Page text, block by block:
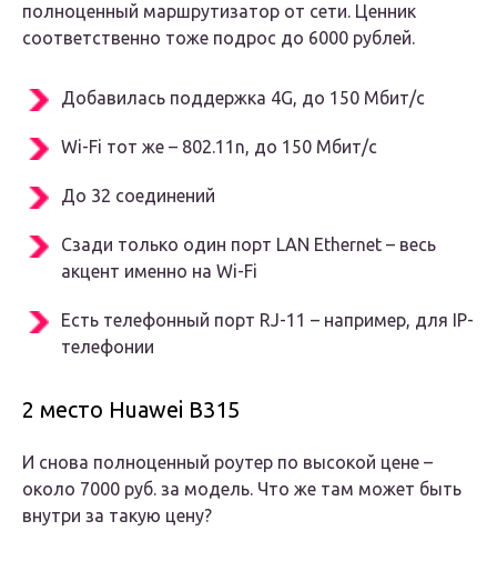
полноценный маршрутизатор от сети. Ценник
соответственно тоже подрос до 6000 рублей.
Добавилась поддержка 4G, до 150 Мбит/с
Wi-Fi тот же – 802.11n, до 150 Мбит/с
До 32 соединений
Сзади только один порт LAN Ethernet – весь
акцент именно на Wi-Fi
Есть телефонный порт RJ-11 – например, для IP-
телефонии
2 место Huawei B315
И снова полноценный роутер по высокой цене –
около 7000 руб. за модель. Что же там может быть
внутри за такую цену?